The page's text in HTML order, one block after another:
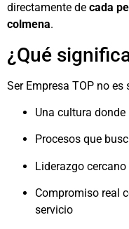
directamente de cada
colmena.
¿Qué
Ser Empresa TOP no es
Una cultura
Procesos que
Liderazgo
Compromiso real
servicio